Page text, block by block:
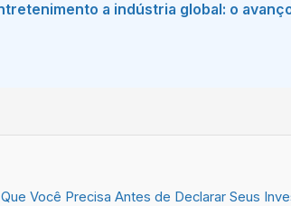
a indústria global: o
Você Precisa Antes de Declarar Seus